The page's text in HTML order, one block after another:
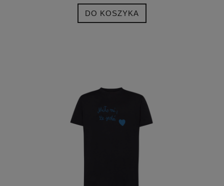
DO KOSZYKA